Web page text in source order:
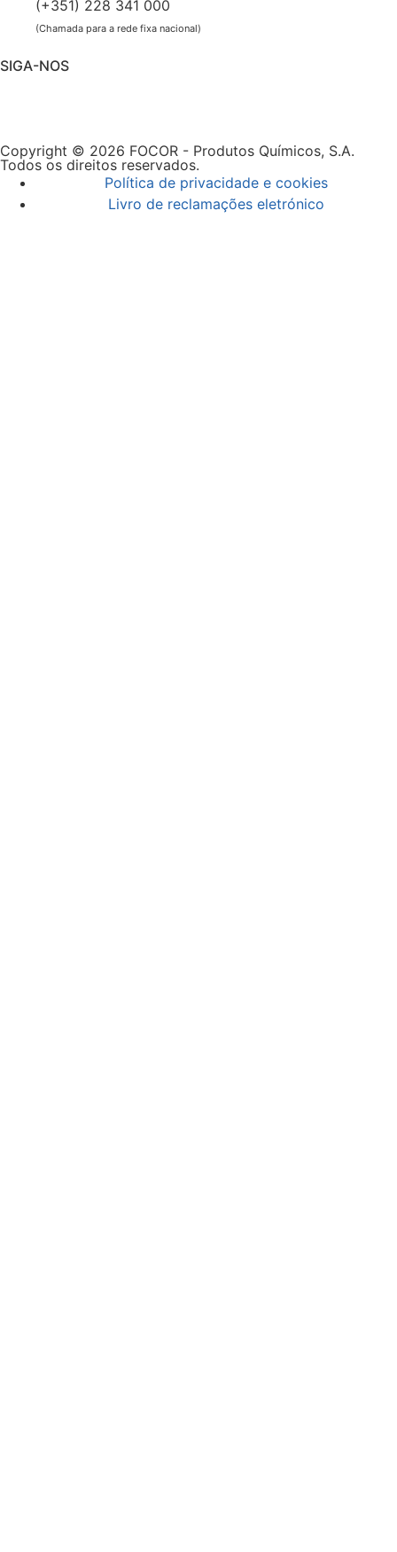
(+351) 228 341 000
(Chamada para a rede fixa nacional)
SIGA-NOS
Copyright © 2026 FOCOR - Produtos Químicos, S.A.
Todos os direitos reservados.
Política de privacidade e cookies
Livro de reclamações eletrónico